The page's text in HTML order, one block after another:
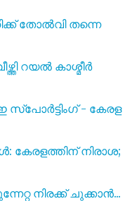
തോൽവി തന്നെ
റയൽ കാശ്മീർ
സ്പോർട്ടിംഗ് - കേരള
നിരാശ;
നിരക്ക് ചുക്കാൻ...